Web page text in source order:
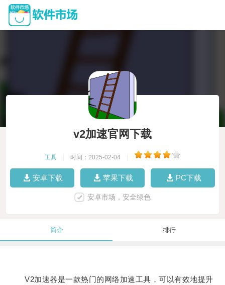
v2加速官网下载
工具 时间：2025-02-04
安卓下载 苹果下载 PC下载
安卓市场，安全绿色
简介 排行
V2加速器是一款热门的网络加速工具，可以有效地提升